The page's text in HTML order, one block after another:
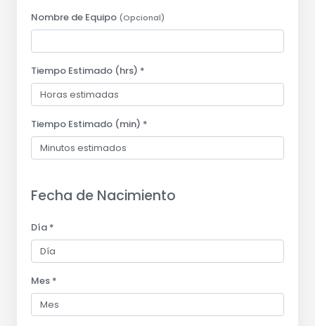
Nombre de Equipo (Opcional)
Tiempo Estimado (hrs) *
Tiempo Estimado (min) *
Fecha de Nacimiento
Día *
Mes *